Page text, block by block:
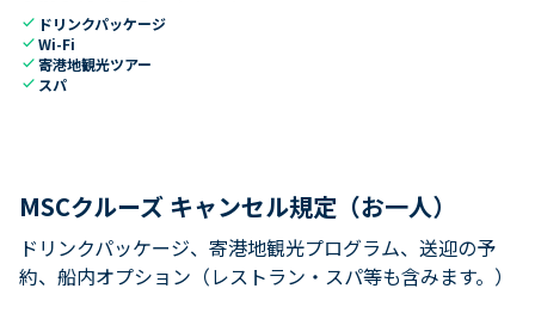
check ドリンクパッケージ
checkWi-Fi
check寄港地観光ツアー
check スパ
MSCクルーズ キャンセル規定（お一人）
ドリンクパッケージ、寄港地観光プログラム、送迎の予
約、船内オプション（レストラン・スパ等も含みます。）